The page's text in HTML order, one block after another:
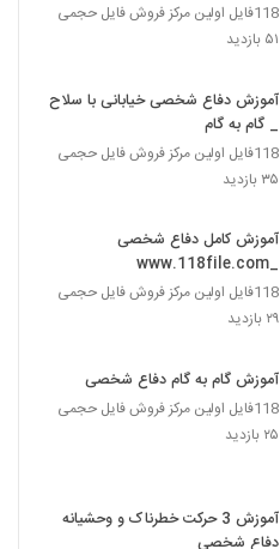
118فایل اولین مرکز فروش فایل حجمی
۵۱ بازدید
آموزش دفاع شخصی خیابانی با سلاح
_ گام به گام
118فایل اولین مرکز فروش فایل حجمی
۳۵ بازدید
آموزش کامل دفاع شخصی
_www.118file.com
118فایل اولین مرکز فروش فایل حجمی
۲۹ بازدید
آموزش گام به گام دفاع شخصی
118فایل اولین مرکز فروش فایل حجمی
۲۵ بازدید
آموزش 3 حرکت خطرناک و وحشیانه
دفاع شخصی